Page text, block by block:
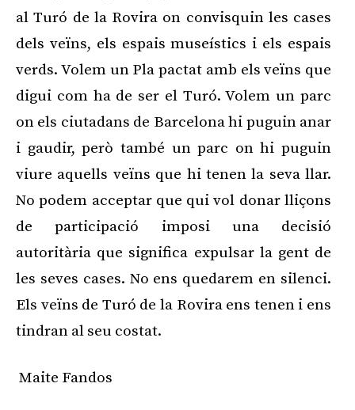
al Turó de la Rovira on convisquin les cases
dels veïns, els espais museístics i els espais
verds. Volem un Pla pactat amb els veïns que
digui com ha de ser el Turó. Volem un parc
on els ciutadans de Barcelona hi puguin anar
i gaudir, però també un parc on hi puguin
viure aquells veïns que hi tenen la seva llar.
No podem acceptar que qui vol donar lliçons
de participació imposi una decisió
autoritària que significa expulsar la gent de
les seves cases. No ens quedarem en silenci.
Els veïns de Turó de la Rovira ens tenen i ens
tindran al seu costat.
Maite Fandos